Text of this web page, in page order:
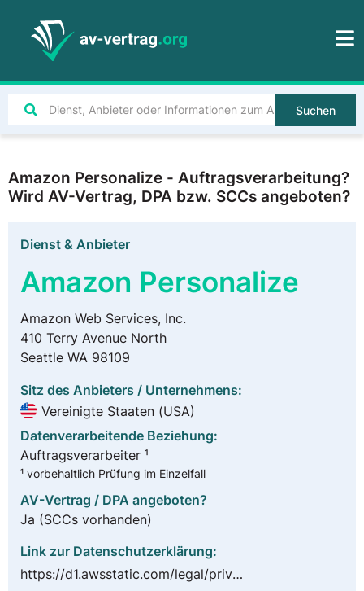
Suchen
Amazon Personalize - Auftragsverarbeitung?
Wird AV-Vertrag, DPA bzw. SCCs angeboten?
Dienst & Anbieter
Amazon Personalize
Amazon Web Services, Inc.
410 Terry Avenue North
Seattle WA 98109
Sitz des Anbieters / Unternehmens:
Vereinigte Staaten (USA)
Datenverarbeitende Beziehung:
Auftragsverarbeiter ¹
¹ vorbehaltlich Prüfung im Einzelfall
AV-Vertrag / DPA angeboten?
Ja (SCCs vorhanden)
Link zur Datenschutzerklärung:
https://d1.awsstatic.com/legal/privacypolicy/AWS_Privacy_Notice__German_Translation_2022-03-08.pdf